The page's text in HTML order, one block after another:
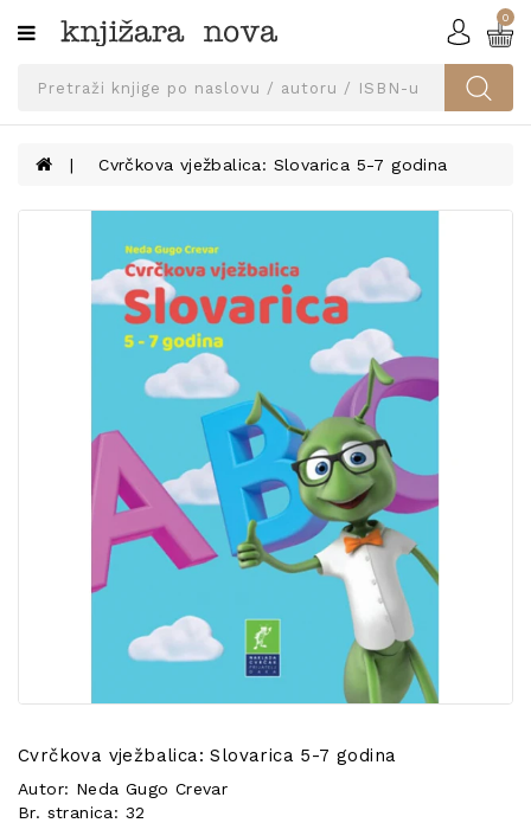
Kategorije
SVEUČILIŠNA
UDŽBENICI
KNJIGE
PRIBOR
POSEBNA
0
Cvrčkova vježbalica: Slovarica 5-7 godina
Cvrčkova vježbalica: Slovarica 5-7 godina
Autor: Neda Gugo Crevar
Br. stranica: 32